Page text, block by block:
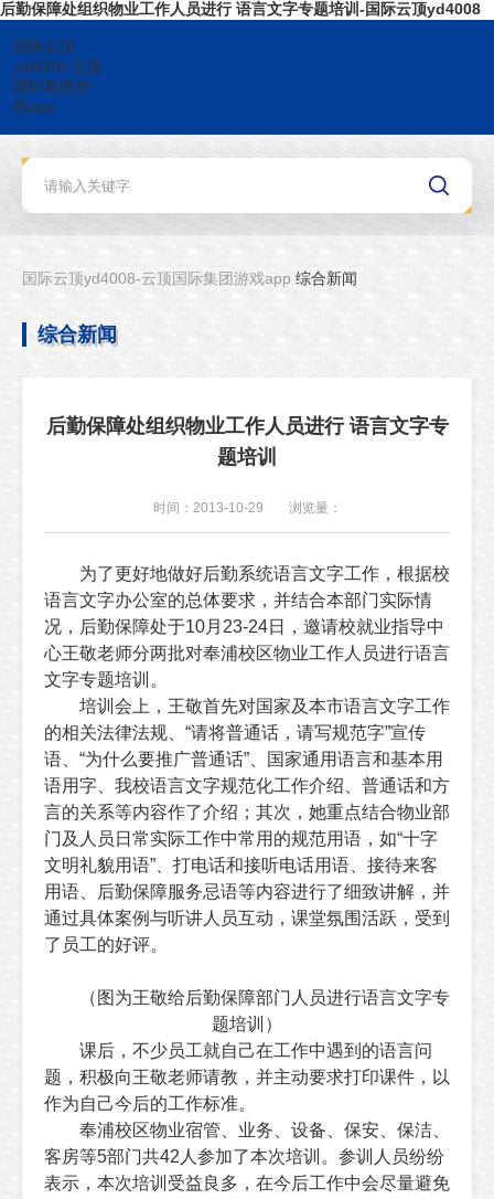
后勤保障处组织物业工作人员进行 语言文字专题培训-国际云顶yd4008
国际云顶
yd4008-云顶
国际集团游
戏app
国际云顶yd4008-云顶国际集团游戏app 综合新闻
综合新闻
后勤保障处组织物业工作人员进行 语言文字专
题培训
时间：2013-10-29 浏览量：
为了更好地做好后勤系统语言文字工作，根据校
语言文字办公室的总体要求，并结合本部门实际情
况，后勤保障处于10月 23-24日，邀请校就业指导中
心王敬老师分两批对奉浦校区物业工作人员进行语言
文字专题培训。
培训会上，王敬首先对国家及本市语言文字工作
的相关法律法规、“请将普通话，请写规范字”宣传
语、“为什么要推广普通话”、国家通用语言和基本用
语用字、我校语言文字规范化工作介绍、普通话和方
言的关系等内容作了介绍；其次，她重点结合物业部
门及人员日常实际工作中常用的规范用语，如“十字
文明礼貌用语” 、打电话和接听电话用语、接待来客
用语、后勤保障服务忌语等内容进行了细致讲解，并
通过具体案例与听讲人员互动，课堂氛围活跃，受到
了员工的好评。
（图为王敬给后勤保障部门人员进行语言文字专
题培训）
课后，不少员工就自己在工作中遇到的语言问
题，积极向王敬老师请教，并主动要求打印课件，以
作为自己今后的工作标准。
奉浦校区物业宿管、业务、设备、保安、保洁、
客房等5部门共42 人参加了本次培训。参训人员纷纷
表示，本次培训受益良多，在今后工作中会尽量避免